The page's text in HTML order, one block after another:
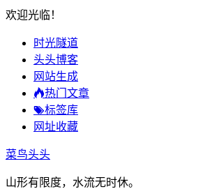
欢迎光临！
时光隧道
头头博客
网站生成
热门文章
标签库
网址收藏
菜鸟头头
山形有限度，水流无时休。